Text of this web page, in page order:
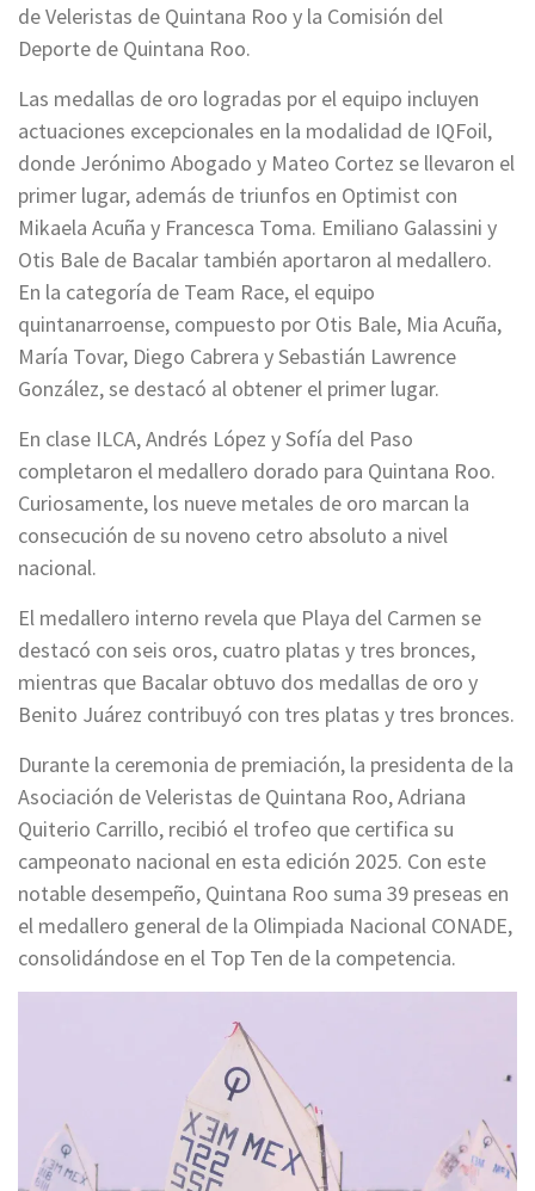
de Veleristas de Quintana Roo y la Comisión del
Deporte de Quintana Roo.
Las medallas de oro logradas por el equipo incluyen
actuaciones excepcionales en la modalidad de IQFoil,
donde Jerónimo Abogado y Mateo Cortez se llevaron el
primer lugar, además de triunfos en Optimist con
Mikaela Acuña y Francesca Toma. Emiliano Galassini y
Otis Bale de Bacalar también aportaron al medallero.
En la categoría de Team Race, el equipo
quintanarroense, compuesto por Otis Bale, Mia Acuña,
María Tovar, Diego Cabrera y Sebastián Lawrence
González, se destacó al obtener el primer lugar.
En clase ILCA, Andrés López y Sofía del Paso
completaron el medallero dorado para Quintana Roo.
Curiosamente, los nueve metales de oro marcan la
consecución de su noveno cetro absoluto a nivel
nacional.
El medallero interno revela que Playa del Carmen se
destacó con seis oros, cuatro platas y tres bronces,
mientras que Bacalar obtuvo dos medallas de oro y
Benito Juárez contribuyó con tres platas y tres bronces.
Durante la ceremonia de premiación, la presidenta de la
Asociación de Veleristas de Quintana Roo, Adriana
Quiterio Carrillo, recibió el trofeo que certifica su
campeonato nacional en esta edición 2025. Con este
notable desempeño, Quintana Roo suma 39 preseas en
el medallero general de la Olimpiada Nacional CONADE,
consolidándose en el Top Ten de la competencia.